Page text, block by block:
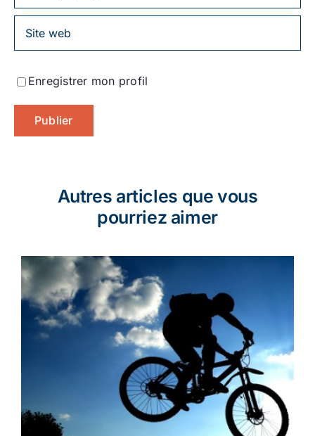
Enregistrer mon profil
Autres articles que vous
pourriez aimer